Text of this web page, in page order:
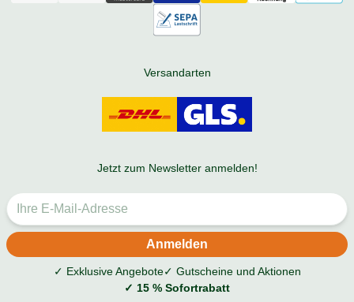
Versandarten
Jetzt zum Newsletter anmelden!
✓ Exklusive Angebote✓ Gutscheine und Aktionen
✓ 15 % Sofortrabatt